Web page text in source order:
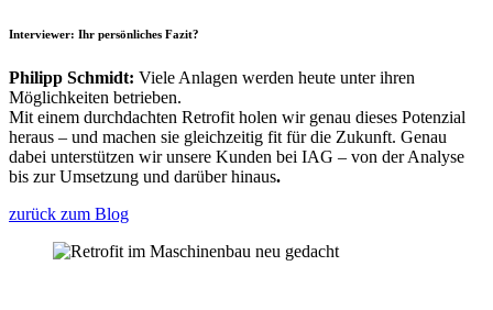
Interviewer: Ihr persönliches Fazit?
Philipp Schmidt: Viele Anlagen werden heute unter ihren
Möglichkeiten betrieben.
Mit einem durchdachten Retrofit holen wir genau dieses Potenzial
heraus – und machen sie gleichzeitig fit für die Zukunft. Genau
dabei unterstützen wir unsere Kunden bei IAG – von der Analyse
bis zur Umsetzung und darüber hinaus.
zurück zum Blog